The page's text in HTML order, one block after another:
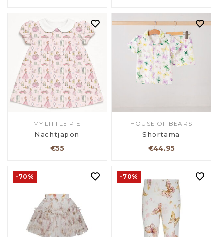
MY LITTLE PIE
Nachtjapon
€55
HOUSE OF BEARS
Shortama
€44,95
-70% -70%